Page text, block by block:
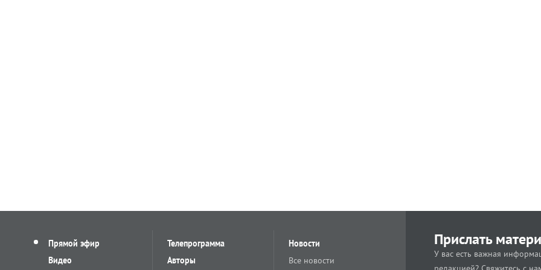
Прямой эфир
Видео
Телепрограмма
Авторы
Новости
Все новости
Прислать
У вас есть важная